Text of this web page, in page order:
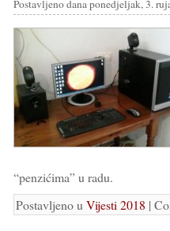
Postavljeno dana ponedjeljak, 3.
“penzićima” u radu.
Postavljeno u Vijesti 2018 |